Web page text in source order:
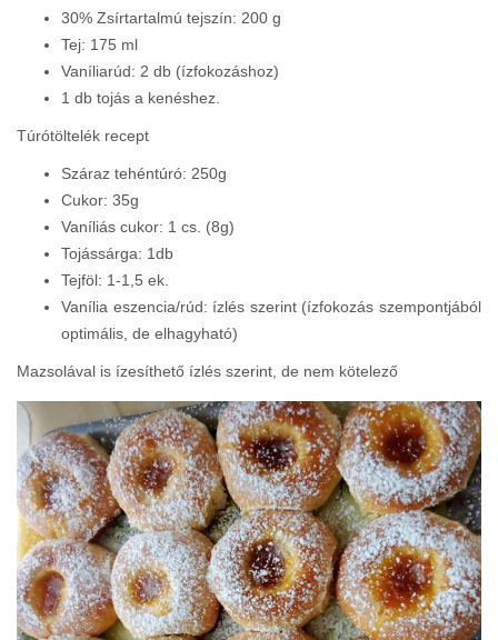
30% Zsírtartalmú tejszín: 200 g
Tej: 175 ml
Vaníliarúd: 2 db (ízfokozáshoz)
1 db tojás a kenéshez.
Túrótöltelék recept
Száraz tehéntúró: 250g
Cukor: 35g
Vaníliás cukor: 1 cs. (8g)
Tojássárga: 1db
Tejföl: 1-1,5 ek.
Vanília eszencia/rúd: ízlés szerint (ízfokozás szempontjából
optimális, de elhagyható)
Mazsolával is ízesíthető ízlés szerint, de nem kötelező